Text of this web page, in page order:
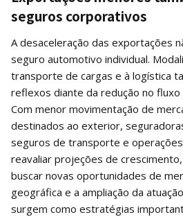
seguros corporativos
A desaceleração das exportações
seguro automotivo individual.
transporte de cargas e à logística
reflexos diante da redução no fluxo
Com menor movimentação de
destinados ao exterior,
seguros de transporte e
reavaliar projeções de
buscar novas oportunidades de
geográfica e a ampliação da
surgem como estratégias